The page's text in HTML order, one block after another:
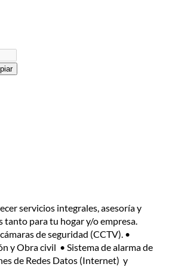
servicios integrales, asesoría y
tanto para tu hogar y/o empresa.
de seguridad (CCTV). •
y Obra civil • Sistema de alarma de
de Redes Datos (Internet) y